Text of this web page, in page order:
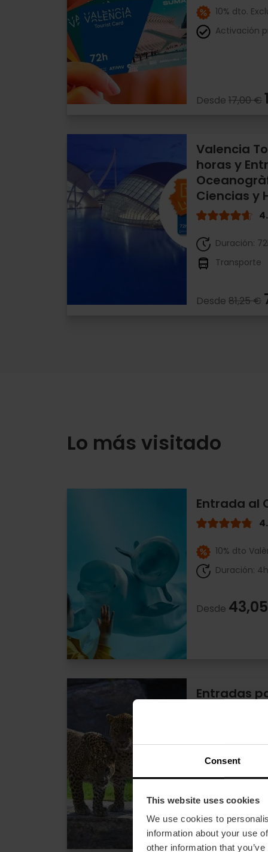
Consent
This website uses cookies
We use cookies to
information about your use
other information that
10% dto.
Activación
Desde 17,00 €
Valencia
horas y
Ciencias y
Duración:
Transporte
Desde 81,25 €
Lo más visitado
Entrada al
10% dto
Duración: 4h
Desde
Entradas
Duración: 5h
Todos los
32,50